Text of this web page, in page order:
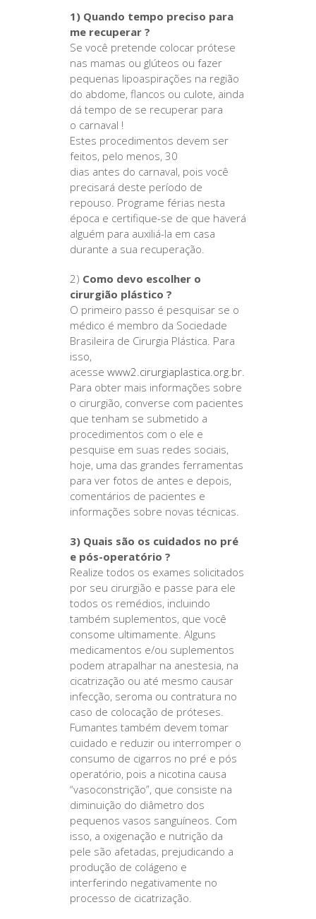
1) Quando tempo preciso para
me recuperar ?
Se você pretende colocar prótese
nas mamas ou glúteos ou fazer
pequenas lipoaspirações na região
do abdome, flancos ou culote, ainda
dá tempo de se recuperar para
o carnaval !
Estes procedimentos devem ser
feitos, pelo menos, 30
dias antes do carnaval, pois você
precisará deste período de
repouso. Programe férias nesta
época e certifique-se de que haverá
alguém para auxiliá-la em casa
durante a sua recuperação.
2) Como devo escolher o
cirurgião plástico ?
O primeiro passo é pesquisar se o
médico é membro da Sociedade
Brasileira de Cirurgia Plástica. Para
isso,
acesse www2.cirurgiaplastica.org.br
Para obter mais informações sobre
o cirurgião, converse com pacientes
que tenham se submetido a
procedimentos com o ele e
pesquise em suas redes sociais,
hoje, uma das grandes ferramentas
para ver fotos de antes e depois,
comentários de pacientes e
informações sobre novas técnicas.
3) Quais são os cuidados no pré
e pós-operatório ?
Realize todos os exames solicitados
por seu cirurgião e passe para ele
todos os remédios, incluindo
também suplementos, que você
consome ultimamente. Alguns
medicamentos e/ou suplementos
podem atrapalhar na anestesia, na
cicatrização ou até mesmo causar
infecção, seroma ou contratura no
caso de colocação de próteses.
Fumantes também devem tomar
cuidado e reduzir ou interromper o
consumo de cigarros no pré e pós
operatório, pois a nicotina causa
“vasoconstrição”, que consiste na
diminuição do diâmetro dos
pequenos vasos sanguíneos. Com
isso, a oxigenação e nutrição da
pele são afetadas, prejudicando a
produção de colágeno e
interferindo negativamente no
processo de cicatrização.